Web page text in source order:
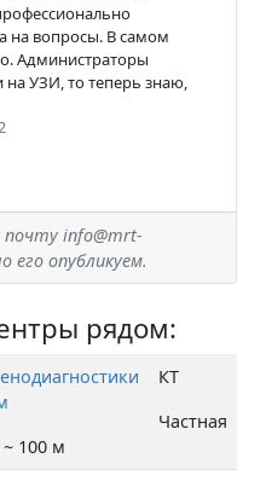
на вопросы. В самом
Администраторы
на УЗИ, то теперь знаю,
info@mrt-
его опубликуем.
рядом:
100 м
КТ
Частная